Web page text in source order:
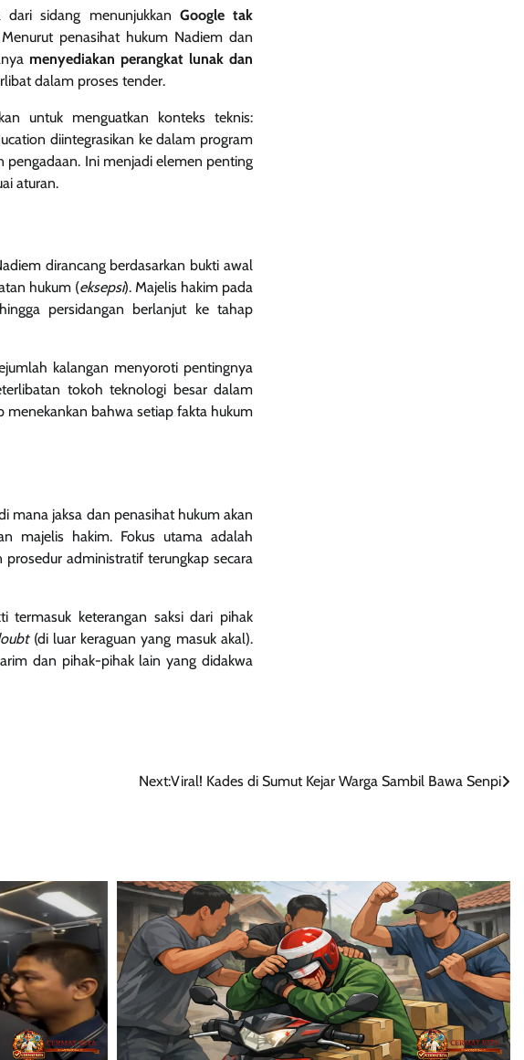
sidang menunjukkan Google tak
penasihat hukum Nadiem dan
menyediakan perangkat lunak dan
dalam proses tender.
untuk menguatkan konteks teknis:
diintegrasikan ke dalam program
pengadaan. Ini menjadi elemen penting
aturan.
dirancang berdasarkan bukti awal
hukum (eksepsi). Majelis hakim pada
persidangan berlanjut ke tahap
kalangan menyoroti pentingnya
tokoh teknologi besar dalam
menekankan bahwa setiap fakta hukum
mana jaksa dan penasihat hukum akan
majelis hakim. Fokus utama adalah
administratif terungkap secara
termasuk keterangan saksi dari pihak
(di luar keraguan yang masuk akal).
dan pihak-pihak lain yang didakwa
Next:Viral! Kades di Sumut Kejar Warga Sambil Bawa Senpi